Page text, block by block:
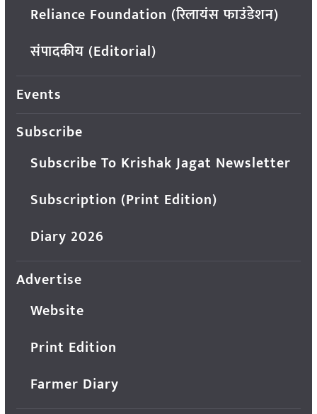
Reliance Foundation (रिलायंस फाउंडेशन)
संपादकीय (Editorial)
Events
Subscribe
Subscribe To Krishak Jagat Newsletter
Subscription (Print Edition)
Diary 2026
Advertise
Website
Print Edition
Farmer Diary